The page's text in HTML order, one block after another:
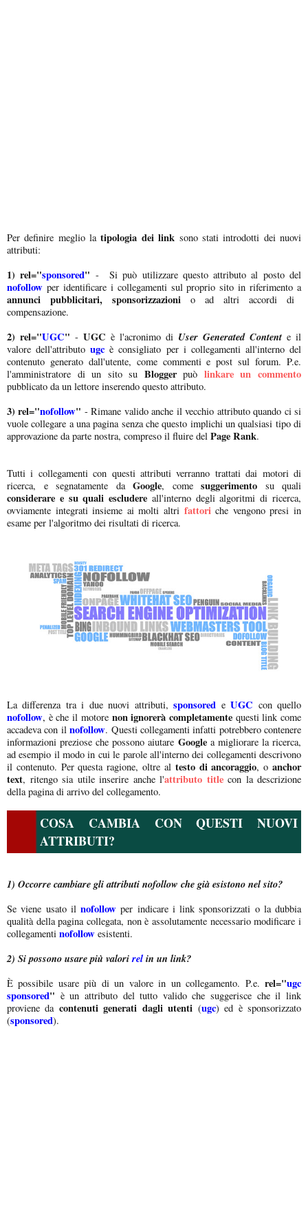
Per definire meglio latipologia dei link sono stati introdotti dei nuovi
attributi:
1) rel="sponsored" - Si può utilizzare questo attributo al posto del
nofollow per identificare i collegamenti sul proprio sito in riferimento a
annunci pubblicitari, sponsorizzazioni o ad altri accordi di
compensazione.
2) rel="UGC" - UGC è l'acronimo di User Generated Content e il
valore dell'attributougc è consigliato per i collegamenti all'interno del
contenuto generato dall'utente, come commenti e post sul forum. P.e.
l'amministratore di un sito su Bloggerpuò linkare un commento
pubblicato da un lettore inserendo questo attributo.
3) rel="nofollow" - Rimane valido anche il vecchio attributo quando ci si
vuole collegare a una pagina senza che questo implichi un qualsiasi tipo di
approvazione da parte nostra, compreso il fluire del Page Rank.
Tutti i collegamenti con questi attributi verranno trattati dai motori di
ricerca, e segnatamente daGoogle, come suggerimento su quali
considerare e su quali escludere all'interno degli algoritmi di ricerca,
ovviamente integrati insieme ai molti altri fattoriche vengono presi in
esame per l'algoritmo dei risultati di ricerca.
La differenza tra i due nuovi attributi, sponsored eUGC con quello
nofollow, è che il motore non ignorerà completamentequesti link come
accadeva con ilnofollow. Questi collegamenti infatti potrebbero contenere
informazioni preziose che possono aiutare Googlea migliorare la ricerca,
ad esempio il modo in cui le parole all'interno dei collegamenti descrivono
il contenuto. Per questa ragione, oltre al testo di ancoraggio, o anchor
text, ritengo sia utile inserire anche l'attributo titlecon la descrizione
della pagina di arrivo del collegamento.
COSA CAMBIA CON QUESTI NUOVI
ATTRIBUTI?
1) Occorre cambiare gli attributi nofollow che già esistono nel sito?
Se viene usato ilnofollow per indicare i link sponsorizzati o la dubbia
qualità della pagina collegata, non è assolutamente necessario modificare i
collegamenti nofollow esistenti.
2) Si possono usare più valorirelin un link?
È possibile usare più di un valore in un collegamento. P.e. rel="ugc
sponsored" è un attributo del tutto valido che suggerisce che il link
proviene da contenuti generati dagli utenti (ugc) ed è sponsorizzato
(sponsored).